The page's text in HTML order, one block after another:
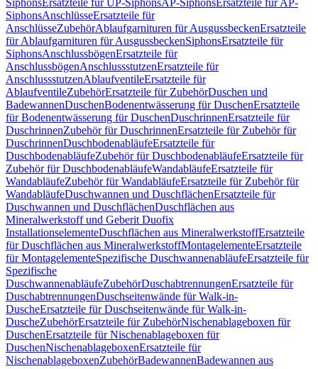
SiphonsErsatzteile für UP-SiphonsAP-SiphonsErsatzteile für AP-
SiphonsAnschlüsseErsatzteile für
AnschlüsseZubehörAblaufgarnituren für AusgussbeckenErsatzteile
für Ablaufgarnituren für AusgussbeckenSiphonsErsatzteile für
SiphonsAnschlussbögenErsatzteile für
AnschlussbögenAnschlussstutzenErsatzteile für
AnschlussstutzenAblaufventileErsatzteile für
AblaufventileZubehörErsatzteile für ZubehörDuschen und
BadewannenDuschenBodenentwässerung für DuschenErsatzteile
für Bodenentwässerung für DuschenDuschrinnenErsatzteile für
DuschrinnenZubehör für DuschrinnenErsatzteile für Zubehör für
DuschrinnenDuschbodenabläufeErsatzteile für
DuschbodenabläufeZubehör für DuschbodenabläufeErsatzteile für
Zubehör für DuschbodenabläufeWandabläufeErsatzteile für
WandabläufeZubehör für WandabläufeErsatzteile für Zubehör für
WandabläufeDuschwannen und DuschflächenErsatzteile für
Duschwannen und DuschflächenDuschflächen aus
Mineralwerkstoff und Geberit Duofix
InstallationselementeDuschflächen aus MineralwerkstoffErsatzteile
für Duschflächen aus MineralwerkstoffMontagelementeErsatzteile
für MontagelementeSpezifische DuschwannenabläufeErsatzteile für
Spezifische
DuschwannenabläufeZubehörDuschabtrennungenErsatzteile für
DuschabtrennungenDuschseitenwände für Walk-in-
DuscheErsatzteile für Duschseitenwände für Walk-in-
DuscheZubehörErsatzteile für ZubehörNischenablageboxen für
DuschenErsatzteile für Nischenablageboxen für
DuschenNischenablageboxenErsatzteile für
NischenablageboxenZubehörBadewannenBadewannen aus